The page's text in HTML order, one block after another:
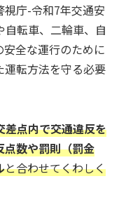
視庁-令和7年交通安
転車、二輪車、自
全な運行のために
運転方法を守る必要
差点内で交通違反を
点数や罰則（罰金
と合わせてくわしく